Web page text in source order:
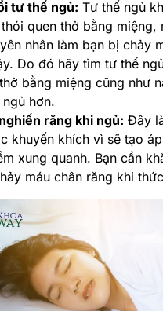
tư thế ngủ: Tư thế ngủ
quen thở bằng miệng,
nhân làm bạn bị chảy
Do đó hãy tìm tư thế
bằng miệng cũng như
hơn.
răng khi ngủ: Đây
khuyến khích vì sẽ tạo
xung quanh. Bạn cần
máu chân răng khi